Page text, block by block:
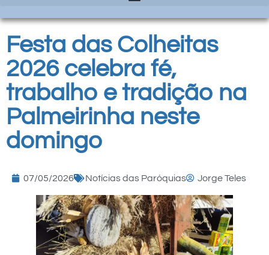
Festa das Colheitas
2026 celebra fé,
trabalho e tradição na
Palmeirinha neste
domingo
07/05/2026 Notícias das Paróquias Jorge Teles